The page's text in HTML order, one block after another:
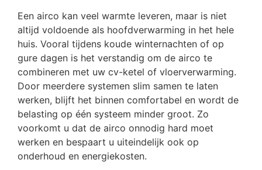
Een airco kan veel warmte leveren, maar is niet
altijd voldoende als hoofdverwarming in het hele
huis. Vooral tijdens koude winternachten of op
gure dagen is het verstandig om de airco te
combineren met uw cv-ketel of vloerverwarming.
Door meerdere systemen slim samen te laten
werken, blijft het binnen comfortabel en wordt de
belasting op één systeem minder groot. Zo
voorkomt u dat de airco onnodig hard moet
werken en bespaart u uiteindelijk ook op
onderhoud en energiekosten.